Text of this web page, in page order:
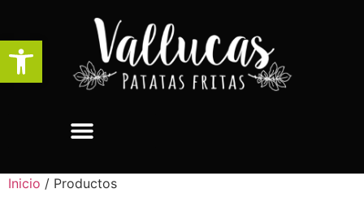
Abrir barra de herramientas
Inicio / Productos